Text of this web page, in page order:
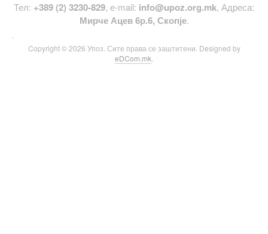
Тел: +389 (2) 3230-829, е-mail: info@upoz.org.mk, Адреса:
Мирче Ацев 6р.6, Скопје.
Copyright © 2026 Упоз. Сите права се заштитени. Designed by
eDCom.mk